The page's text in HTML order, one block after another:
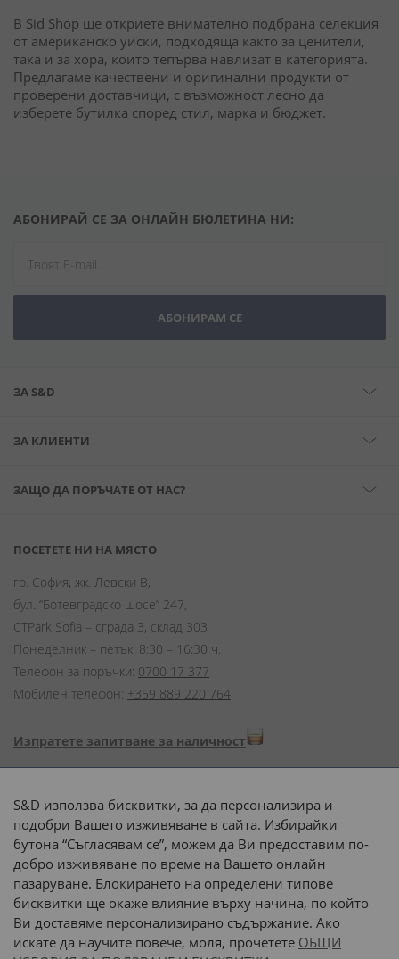
В Sid Shop ще откриете внимателно подбрана селекция
от американско уиски, подходяща както за ценители,
така и за хора, които тепърва навлизат в категорията.
Предлагаме качествени и оригинални продукти от
проверени доставчици, с възможност лесно да
изберете бутилка според стил, марка и бюджет.
АБОНИРАЙ СЕ ЗА ОНЛАЙН БЮЛЕТИНА НИ:
АБОНИРАМ СЕ
ЗА S&D
ЗА КЛИЕНТИ
ЗАЩО ДА ПОРЪЧАТЕ ОТ НАС?
ПОСЕТЕТЕ НИ НА МЯСТО
гр. София, жк. Левски В,
бул. “Ботевградско шосе” 247,
CTPark Sofia – сграда 3, склад 303
Понеделник – петък: 8:30 – 16:30 ч.
Телефон за поръчки: 0700 17 377
Мобилен телефон: +359 889 220 764
Изпратете запитване за наличност
Начини на плащане:
Доставка до адрес с:
или
наш транспорт
S&D използва бисквитки, за да персонализира и
подобри Вашето изживяване в сайта. Избирайки
бутона “Съгласявам се”, можем да Ви предоставим по-
добро изживяване по време на Вашето онлайн
пазаруване. Блокирането на определени типове
бисквитки ще окаже влияние върху начина, по който
Ви доставяме персонализирано съдържание. Ако
искате да научите повече, моля, прочетете ОБЩИ